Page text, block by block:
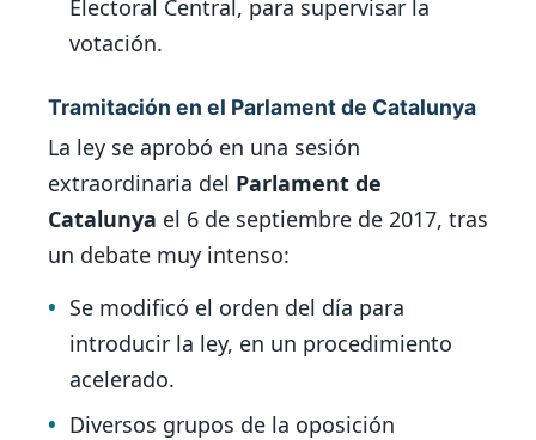
Electoral Central, para supervisar la
votación.
Tramitación en el Parlament de Catalunya
La ley se aprobó en una sesión
extraordinaria del Parlament de
Catalunya el 6 de septiembre de 2017, tras
un debate muy intenso:
Se modificó el orden del día para
introducir la ley, en un procedimiento
acelerado.
Diversos grupos de la oposición